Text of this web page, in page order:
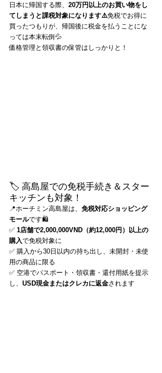
日本に帰国する際、 20万円以上のお買い物をし
てしまうと課税対象になります⚠️免税でお得に
買ったつもりが、帰国後に税金を払うことにな
っては本末転倒💦
価格管理と領収書の保管はしっかりと！
🏷️ 高島屋での免税手続き＆スター
キッチンも対象！
📍ホーチミン高島屋は、 免税対応ショッピング
モールです🛍️
✅ 1店舗で2,000,000VND（約12,000円）以上の
購入で免税対象に
✅ 購入から30日以内の持ち出し、未開封・未使
用の商品に限る
✅ 空港でパスポート・領収書・還付用紙を提示
し、 USD現金またはクレカに返金されます